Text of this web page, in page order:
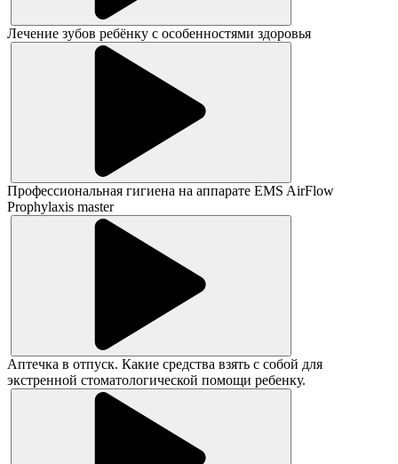
Лечение зубов ребёнку с особенностями здоровья
Профессиональная гигиена на аппарате EMS AirFlow
Prophylaxis master
Аптечка в отпуск. Какие средства взять с собой для
экстренной стоматологической помощи ребенку.